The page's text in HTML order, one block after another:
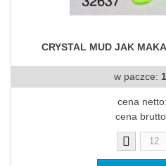
CRYSTAL MUD JAK
w paczce:
cena netto:
cena